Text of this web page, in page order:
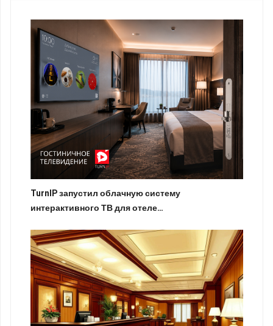
TurnIP запустил облачную систему
интерактивного ТВ для отеле…